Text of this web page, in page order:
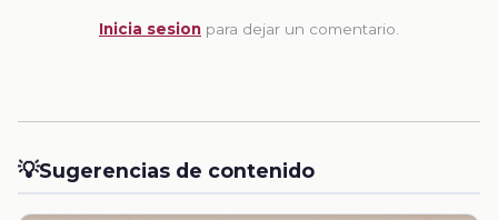
Inicia sesion para dejar un comentario.
💡Sugerencias de contenido